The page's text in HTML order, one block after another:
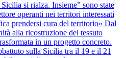
si rialza. Insieme” sono state
operanti nei territori interessati
prendersi cura del territorio» Dal
alla ricostruzione del tessuto
in un progetto concreto.
sulla Sicilia tra il 19 e il 21